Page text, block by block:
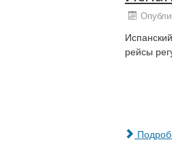
рейсы